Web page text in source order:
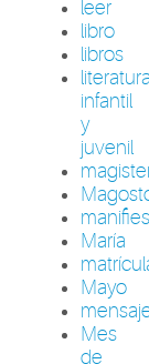
leer
libro
libros
infantil
y
juvenil
María
Mayo
Mes
de